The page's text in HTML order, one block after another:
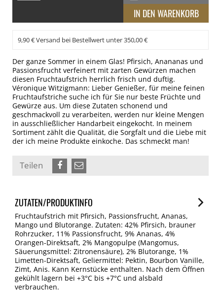
9,90 € Versand bei Bestellwert unter 350,00 €
Der ganze Sommer in einem Glas! Pfirsich, Anananas und
Passionsfrucht verfeinert mit zarten Gewürzen machen
diesen Fruchtaufstrich herrlich frisch und duftig.
Véronique Witzigmann: Lieber Genießer, für meine feinen
Fruchtaufstriche suche ich für Sie nur beste Früchte und
Gewürze aus. Um diese Zutaten schonend und
geschmackvoll zu verarbeiten, werden nur kleine Mengen
in ausschließlicher Handarbeit eingekocht. In meinem
Sortiment zählt die Qualität, die Sorgfalt und die Liebe mit
der ich meine Produkte einkoche. Das schmeckt man!
Teilen
ZUTATEN/PRODUKTINFO
Fruchtaufstrich mit Pfirsich, Passionsfrucht, Ananas,
Mango und Blutorange. Zutaten: 42% Pfirsich, brauner
Rohrzucker, 11% Passionsfrucht, 9% Ananas, 4%
Orangen-Direktsaft, 2% Mangopulpe (Mangomus,
Säuerungsmittel: Zitronensäure), 2% Blutorange, 1%
Limetten-Direktsaft, Geliermittel: Pektin, Bourbon Vanille,
Zimt, Anis. Kann Kernstücke enthalten. Nach dem Öffnen
gekühlt lagern bei +3°C bis +7°C und alsbald
verbrauchen.